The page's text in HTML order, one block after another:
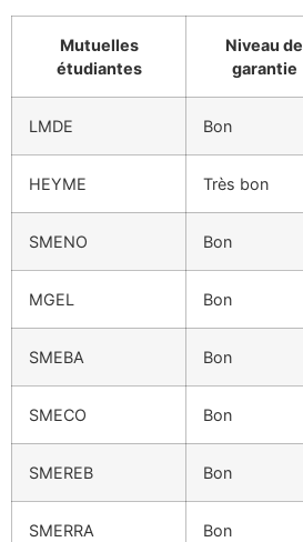
Mutuelles
étudiantes
Niveau de
garantie
LMDE Bon
HEYME Très bon
SMENO Bon
MGEL Bon
SMEBA Bon
SMECO Bon
SMEREB Bon
SMERRA Bon